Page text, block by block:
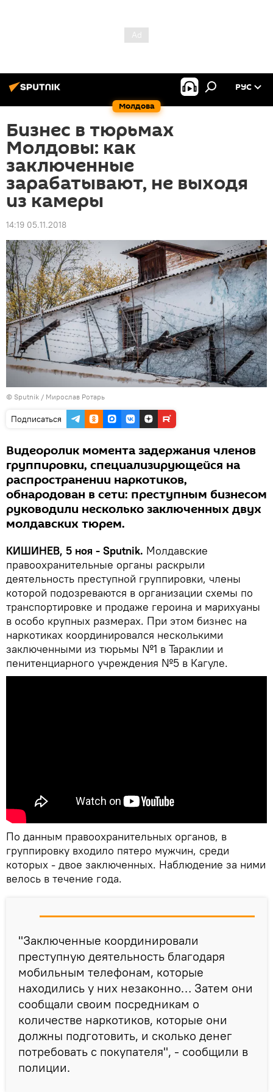
Молдова
РУС
Бизнес в тюрьмах
Молдовы: как
заключенные
зарабатывают, не выходя
из камеры
14:19 05.11.2018
© Sputnik / Мирослав Ротарь
Подписаться
Видеоролик момента задержания членов
группировки, специализирующейся на
распространении наркотиков,
обнародован в сети: преступным бизнесом
руководили несколько заключенных двух
молдавских тюрем.
КИШИНЕВ, 5 ноя - Sputnik. Молдавские
правоохранительные органы раскрыли
деятельность преступной группировки, члены
которой подозреваются в организации схемы по
транспортировке и продаже героина и марихуаны
в особо крупных размерах. При этом бизнес на
наркотиках координировался несколькими
заключенными из тюрьмы №1 в Тараклии и
пенитенциарного учреждения №5 в Кагуле.
По данным правоохранительных органов, в
группировку входило пятеро мужчин, среди
которых - двое заключенных. Наблюдение за ними
велось в течение года.
"Заключенные координировали
преступную деятельность благодаря
мобильным телефонам, которые
находились у них незаконно… Затем они
сообщали своим посредникам о
количестве наркотиков, которые они
должны подготовить, и сколько денег
потребовать с покупателя", - сообщили в
полиции.